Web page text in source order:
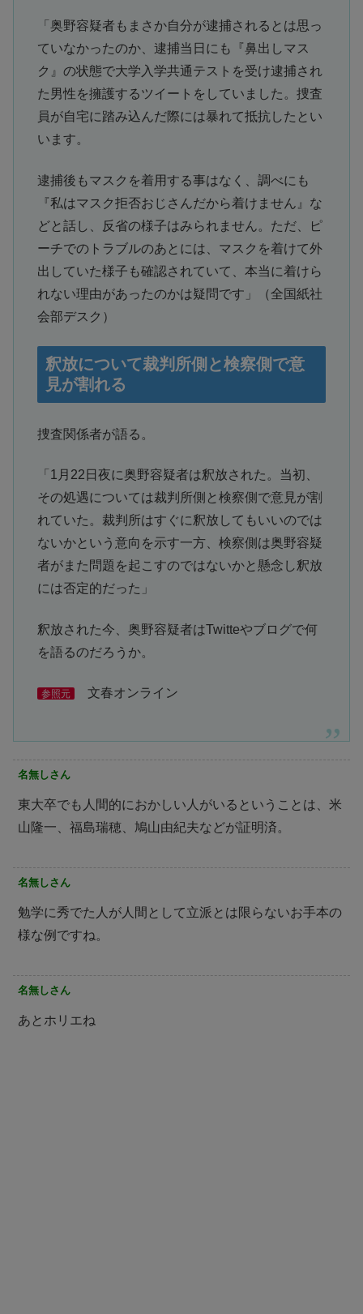
「奥野容疑者もまさか自分が逮捕されるとは思っ
ていなかったのか、逮捕当日にも『鼻出しマス
ク』の状態で大学入学共通テストを受け逮捕され
た男性を擁護するツイートをしていました。捜査
員が自宅に踏み込んだ際には暴れて抵抗したとい
います。
逮捕後もマスクを着用する事はなく、調べにも
『私はマスク拒否おじさんだから着けません』な
どと話し、反省の様子はみられません。ただ、ピ
ーチでのトラブルのあとには、マスクを着けて外
出していた様子も確認されていて、本当に着けら
れない理由があったのかは疑問です」（全国紙社
会部デスク）
釈放について裁判所側と検察側で意
見が割れる
捜査関係者が語る。
「1月22日夜に奥野容疑者は釈放された。当初、
その処遇については裁判所側と検察側で意見が割
れていた。裁判所はすぐに釈放してもいいのでは
ないかという意向を示す一方、検察側は奥野容疑
者がまた問題を起こすのではないかと懸念し釈放
には否定的だった」
釈放された今、奥野容疑者はTwitteやブログで何
を語るのだろうか。
参照元 文春オンライン
名無しさん
東大卒でも人間的におかしい人がいるということは、米
山隆一、福島瑞穂、鳩山由紀夫などが証明済。
名無しさん
勉学に秀でた人が人間として立派とは限らないお手本の
様な例ですね。
名無しさん
あとホリエね